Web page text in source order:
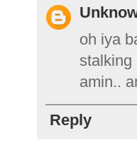
oh iya
stalking
amin..
Reply